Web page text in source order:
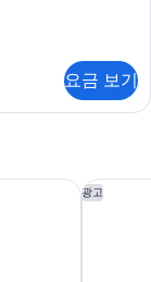
요금 보기
광고
포 포인